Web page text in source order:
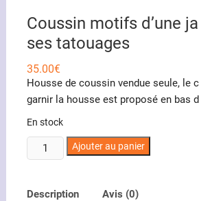
Coussin motifs d’une
ses tatouages
35.00€
Housse de coussin vendue seule, le
garnir la housse est proposé en bas
En stock
quantité
de
motifs
Ajouter au panier
Description Avis (0)